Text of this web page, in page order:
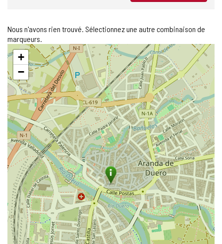
Nous n'avons rien trouvé. Sélectionnez une autre combinaison de
marqueurs.
Sauter
la
carte
+
−